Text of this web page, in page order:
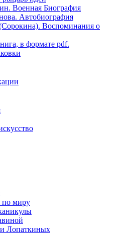
Военная Биография
Автобиография
Воспоминания о
в формате pdf.
по миру
Лопаткиных